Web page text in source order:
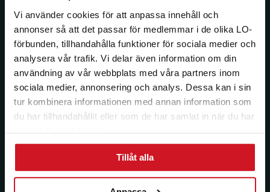
Vi använder cookies för att anpassa innehåll och
annonser så att det passar för medlemmar i de olika LO-
förbunden, tillhandahålla funktioner för sociala medier och
analysera vår trafik. Vi delar även information om din
användning av vår webbplats med våra partners inom
sociala medier, annonsering och analys. Dessa kan i sin
tur kombinera informationen med annan information som
du har tillhandahållit eller som de har samlat in när du har
använt deras tjänster.
Tillåt alla